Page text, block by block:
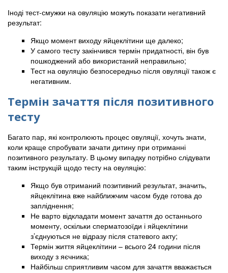
Іноді тест-смужки на овуляцію можуть показати негативний
результат:
Якщо момент виходу яйцеклітини ще далеко;
У самого тесту закінчився термін придатності, він був
пошкоджений або використаний неправильно;
Тест на овуляцію безпосередньо після овуляції також є
негативним.
Термін зачаття після позитивного
тесту
Багато пар, які контролюють процес овуляції, хочуть знати,
коли краще спробувати зачати дитину при отриманні
позитивного результату. В цьому випадку потрібно слідувати
таким інструкцій щодо тесту на овуляцію:
Якщо був отриманий позитивний результат, значить,
яйцеклітина вже найближчим часом буде готова до
запліднення;
Не варто відкладати момент зачаття до останнього
моменту, оскільки сперматозоїди і яйцеклітини
з’єднуються не відразу після статевого акту;
Термін життя яйцеклітини – всього 24 години після
виходу з яєчника;
Найбільш сприятливим часом для зачаття вважається